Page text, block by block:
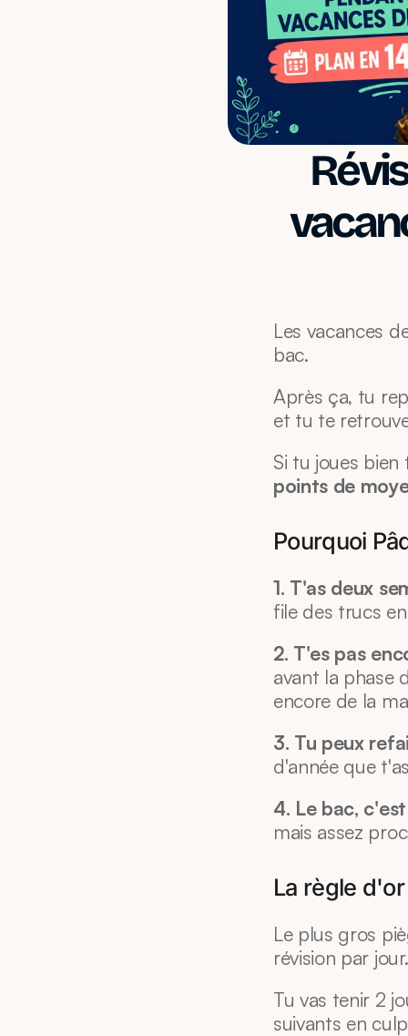
Les vacances
bac.
Après ça, tu
et tu te
Si tu joues
points de
Pourquoi
1. T'as deux
file des trucs
2. T'es pas
avant la phase
encore de la
3. Tu peux
d'année que
4. Le bac,
mais assez
La règle
Le plus gros
révision par jour.
Tu vas tenir 2
suivants en